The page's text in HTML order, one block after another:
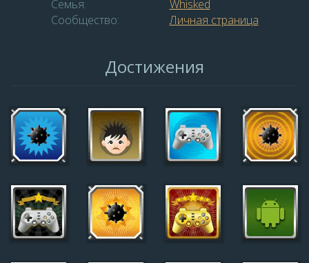
Семья:
Whisked
Сообщество:
Личная страница
Достижения